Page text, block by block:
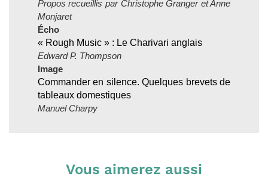
Propos recueillis par Christophe Granger et Anne
Monjaret
Écho
« Rough Music » : Le Charivari anglais
Edward P. Thompson
Image
Commander en silence. Quelques brevets de
tableaux domestiques
Manuel Charpy
Vous aimerez aussi